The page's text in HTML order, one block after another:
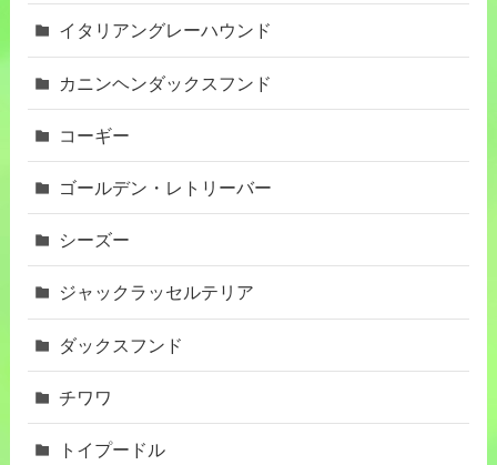
イタリアングレーハウンド
カニンヘンダックスフンド
コーギー
ゴールデン・レトリーバー
シーズー
ジャックラッセルテリア
ダックスフンド
チワワ
トイプードル